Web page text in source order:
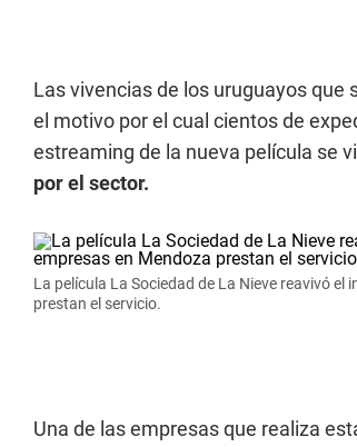
Las vivencias de los uruguayos que
el motivo por el cual cientos de
estreaming de la nueva película se
por el sector.
La película La Sociedad de La Nieve reavivó
prestan el servicio.
Una de las empresas que realiza